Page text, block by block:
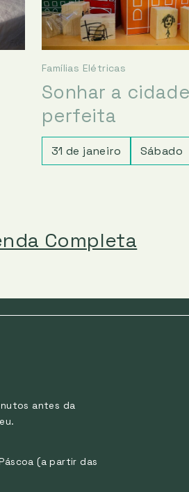
Famílias Elétricas
Sonhar a cidade
perfeita
31 de janeiro Sábado
Completa
antes da
(a partir das